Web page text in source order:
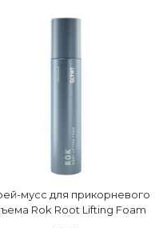
мусс для прикорневого
Rok Root Lifting Foam